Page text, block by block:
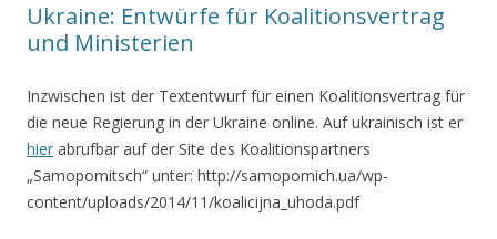
Ukraine: Entwürfe für Koalitionsvertrag
und Ministerien
Inzwischen ist der Textentwurf für einen Koalitionsvertrag für
die neue Regierung in der Ukraine online. Auf ukrainisch ist er
hier abrufbar auf der Site des Koalitionspartners
„Samopomitsch“ unter: http://samopomich.ua/wp-
content/uploads/2014/11/koalicijna_uhoda.pdf